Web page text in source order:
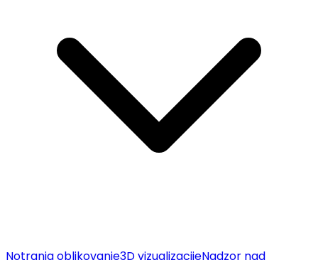
Notranja oblikovanje3D vizualizacijeNadzor nad